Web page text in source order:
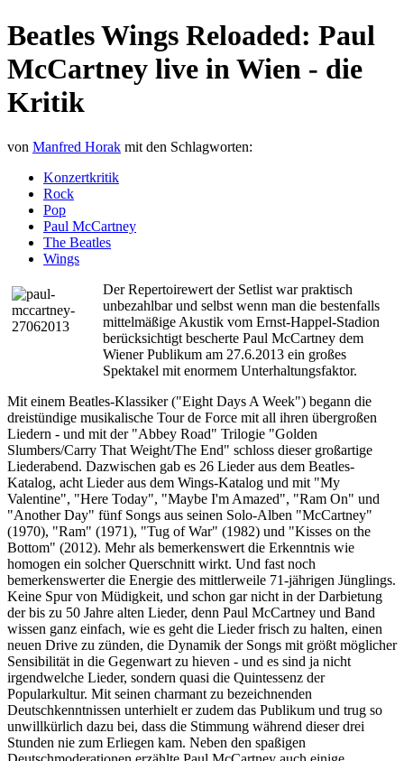
Beatles Wings Reloaded: Paul
McCartney live in Wien - die
Kritik
von Manfred Horak mit den Schlagworten:
Konzertkritik
Rock
Pop
Paul McCartney
The Beatles
Wings
Der Repertoirewert der Setlist war praktisch
unbezahlbar und selbst wenn man die bestenfalls
mittelmäßige Akustik vom Ernst-Happel-Stadion
berücksichtigt bescherte Paul McCartney dem
Wiener Publikum am 27.6.2013 ein großes
Spektakel mit enormem Unterhaltungsfaktor.
Mit einem Beatles-Klassiker ("Eight Days A Week") begann die
dreistündige musikalische Tour de Force mit all ihren übergroßen
Liedern - und mit der "Abbey Road" Trilogie "Golden
Slumbers/Carry That Weight/The End" schloss dieser großartige
Liederabend. Dazwischen gab es 26 Lieder aus dem Beatles-
Katalog, acht Lieder aus dem Wings-Katalog und mit "My
Valentine", "Here Today", "Maybe I'm Amazed", "Ram On" und
"Another Day" fünf Songs aus seinen Solo-Alben "McCartney"
(1970), "Ram" (1971), "Tug of War" (1982) und "Kisses on the
Bottom" (2012). Mehr als bemerkenswert die Erkenntnis wie
homogen ein solcher Querschnitt wirkt. Und fast noch
bemerkenswerter die Energie des mittlerweile 71-jährigen Jünglings.
Keine Spur von Müdigkeit, und schon gar nicht in der Darbietung
der bis zu 50 Jahre alten Lieder, denn Paul McCartney und Band
wissen ganz einfach, wie es geht die Lieder frisch zu halten, einen
neuen Drive zu zünden, die Dynamik der Songs mit größt möglicher
Sensibilität in die Gegenwart zu hieven - und es sind ja nicht
irgendwelche Lieder, sondern quasi die Quintessenz der
Popularkultur. Mit seinen charmant zu bezeichnenden
Deutschkenntnissen unterhielt er zudem das Publikum und trug so
unwillkürlich dazu bei, dass die Stimmung während dieser drei
Stunden nie zum Erliegen kam. Neben den spaßigen